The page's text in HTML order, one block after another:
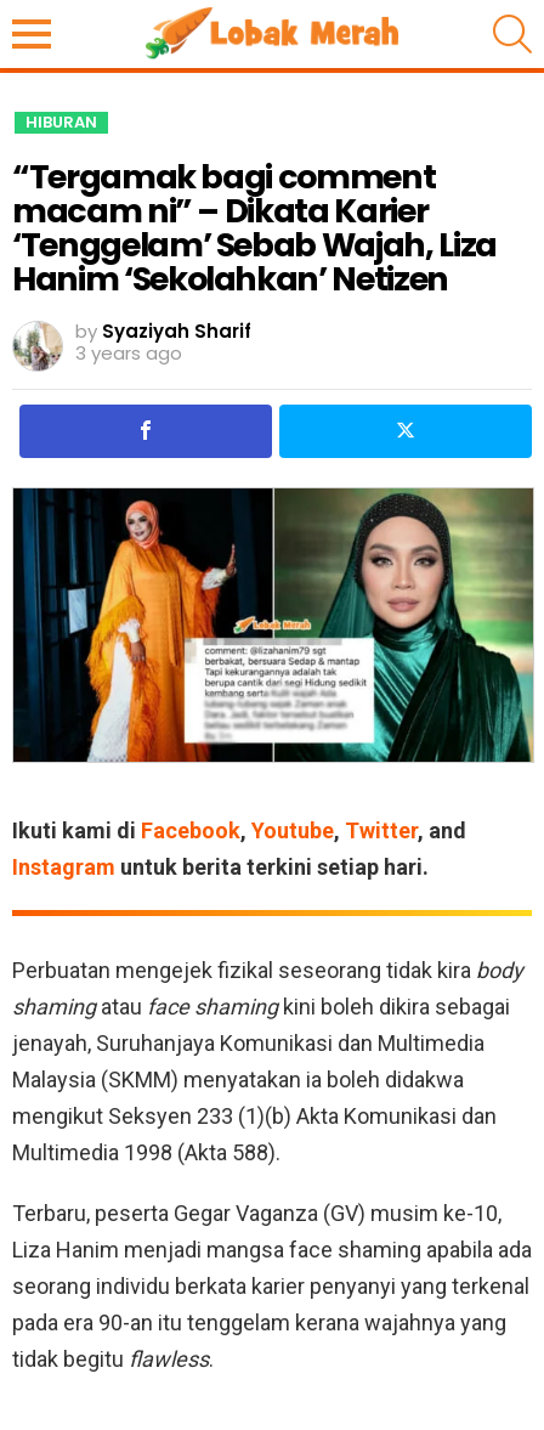
HIBURAN
“Tergamak bagi comment
macam ni” – Dikata Karier
‘Tenggelam’ Sebab Wajah, Liza
Hanim ‘Sekolahkan’ Netizen
by Syaziyah Sharif
3 years ago
Ikuti kami di Facebook, Youtube, Twitter, and
Instagram untuk berita terkini setiap hari.
Perbuatan mengejek fizikal seseorang tidak kira body
shamingatau face shamingkini boleh dikira sebagai
jenayah, Suruhanjaya Komunikasi dan Multimedia
Malaysia (SKMM) menyatakan ia boleh didakwa
mengikut Seksyen 233 (1)(b) Akta Komunikasi dan
Multimedia 1998 (Akta 588).
Terbaru, peserta Gegar Vaganza (GV) musim ke-10,
Liza Hanim menjadi mangsa face shaming apabila ada
seorang individu berkata karier penyanyi yang terkenal
pada era 90-an itu tenggelam kerana wajahnya yang
tidak begitu flawless.